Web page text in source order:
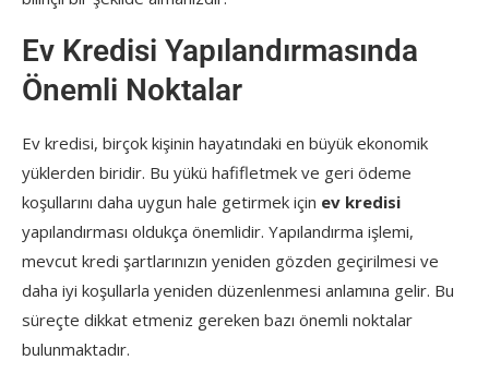
Ev Kredisi Yapılandırmasında
Önemli Noktalar
Ev kredisi, birçok kişinin hayatındaki en büyük ekonomik
yüklerden biridir. Bu yükü hafifletmek ve geri ödeme
koşullarını daha uygun hale getirmek için ev kredisi
yapılandırması oldukça önemlidir. Yapılandırma işlemi,
mevcut kredi şartlarınızın yeniden gözden geçirilmesi ve
daha iyi koşullarla yeniden düzenlenmesi anlamına gelir. Bu
süreçte dikkat etmeniz gereken bazı önemli noktalar
bulunmaktadır.